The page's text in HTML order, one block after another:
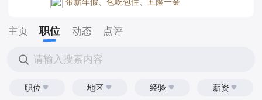
主页 职位 动态 点评
请输入搜索内容
职位 地区 经验 薪资